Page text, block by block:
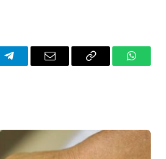
TelegramEmail
Copy